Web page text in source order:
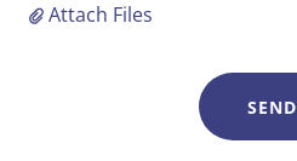
Attach Files
SEND